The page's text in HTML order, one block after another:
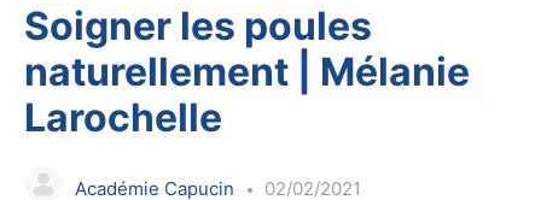
Soigner les poules
naturellement | Mélanie
Larochelle
Académie Capucin 02/02/2021